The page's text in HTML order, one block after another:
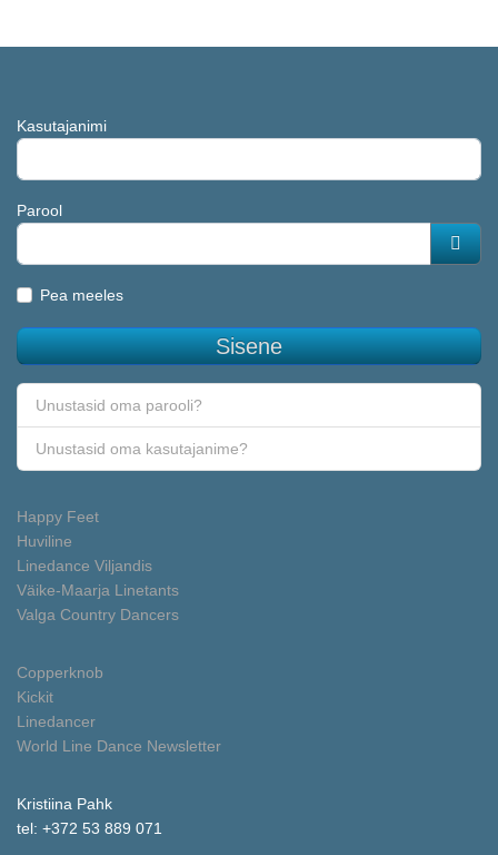
Kasutajanimi
Parool
Pea meeles
Sisene
Unustasid oma parooli?
Unustasid oma kasutajanime?
Happy Feet
Huviline
Linedance Viljandis
Väike-Maarja Linetants
Valga Country Dancers
Copperknob
Kickit
Linedancer
World Line Dance Newsletter
Kristiina Pahk
tel: +372 53 889 071